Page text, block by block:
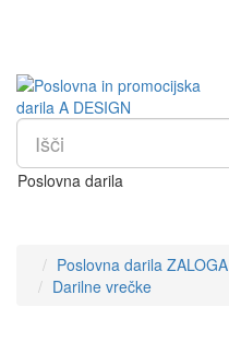
Poslovna darila
Poslovna darila ZALOGA
Darilne vrečke